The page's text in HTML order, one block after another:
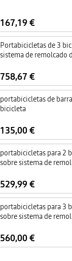
167,19 €
Portabicicletas de 3
sistema de remolcado
758,67 €
portabicicletas de
bicicleta
135,00 €
portabicicletas para 2
sobre sistema de
529,99 €
portabicicletas para 3
sobre sistema de
560,00 €